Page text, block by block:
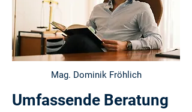
Mag. Dominik Fröhlich
Umfassende Beratung